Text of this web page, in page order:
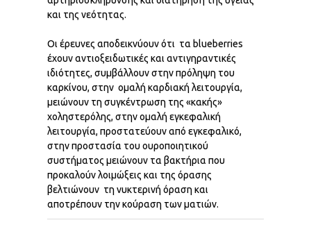
και της νεότητας.
Οι έρευνες αποδεικνύουν ότι τα blueberries
έχουν αντιοξειδωτικές και αντιγηραντικές
ιδιότητες, συμβάλλουν στην πρόληψη του
καρκίνου, στην ομαλή καρδιακή λειτουργία,
μειώνουν τη συγκέντρωση της «κακής»
χοληστερόλης, στην ομαλή εγκεφαλική
λειτουργία, προστατεύουν από εγκεφαλικό,
στην προστασία του ουροποιητικού
συστήματος μειώνουν τα βακτήρια που
προκαλούν λοιμώξεις και της όρασης
βελτιώνουν τη νυκτερινή όραση και
αποτρέπουν την κούραση των ματιών.